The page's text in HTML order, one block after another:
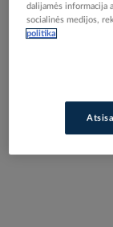
the
images
Elektrobalt prekės
dalijamės informacija
socialinės medijos,
politika